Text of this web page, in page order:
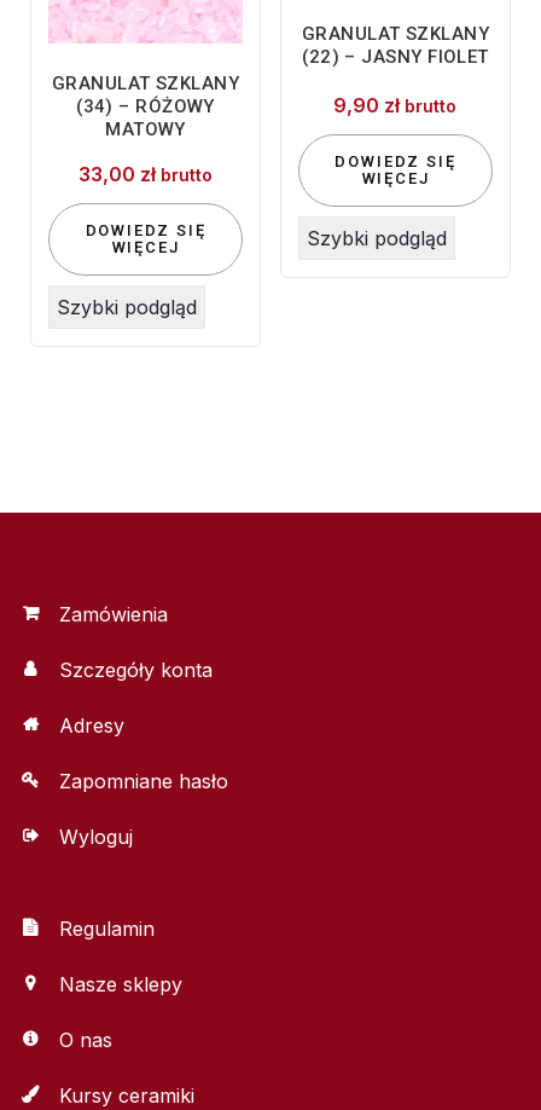
GRANULAT SZKLANY
(34) – RÓŻOWY
MATOWY
33,00 zł brutto
DOWIEDZ SIĘ
WIĘCEJ
Szybki podgląd
GRANULAT SZKLANY
(22) – JASNY FIOLET
9,90 zł brutto
DOWIEDZ SIĘ
WIĘCEJ
Szybki podgląd
Zamówienia
Szczegóły konta
Adresy
Zapomniane hasło
Wyloguj
Regulamin
Nasze sklepy
O nas
Kursy ceramiki